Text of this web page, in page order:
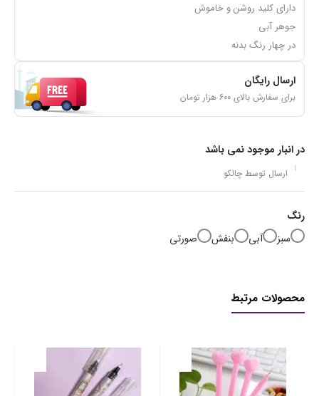
دارای کلید روشن و خاموش
جوهر آبی
در چهار رنگ بدنه
ارسال رایگان
برای سفارش بالای ۶۰۰ هزار تومان
در انبار موجود نمی باشد
ارسال توسط چالکو
رنگ
سبز
آبی بنفش صورتی
محصولات مرتبط